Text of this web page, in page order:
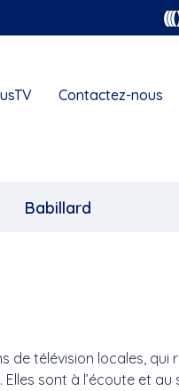
Contactez-nous
Babillard
de télévision locales,
sont à l’écoute et